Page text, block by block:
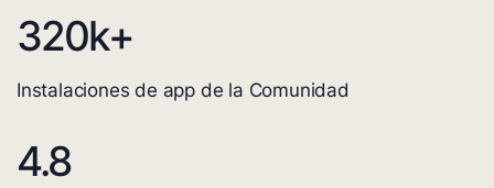
320k+
Instalaciones de app de la Comunidad
4.8